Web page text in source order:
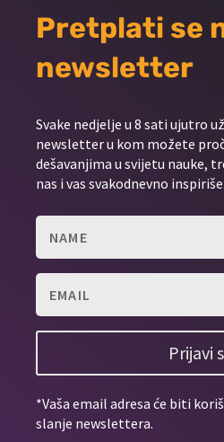
Pretplati se
newsletter
Svake nedjelje u 8 sati ujutro
newsletter u kom možete
dešavanjima u svijetu nauke,
nas i vas svakodnevno inspiriše.
Prijavi
*Vaša email adresa će biti
slanje newslettera.